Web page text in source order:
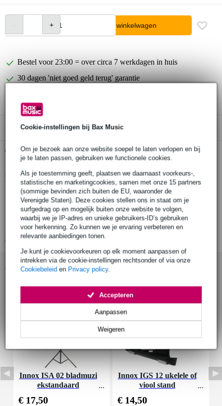
Cookie-instellingen bij Bax Music
Om je bezoek aan onze website soepel te laten verlopen en bij
je te laten passen, gebruiken we functionele cookies.
Als je toestemming geeft, plaatsen we daarnaast voorkeurs-,
statistische en marketingcookies, samen met onze 15 partners
(sommige bevinden zich buiten de EU, waaronder de
Verenigde Staten). Deze cookies stellen ons in staat om je
surfgedrag op en mogelijk buiten onze website te volgen,
waarbij we je IP-adres en unieke gebruikers-ID’s gebruiken
voor herkenning. Zo kunnen we je ervaring verbeteren en
relevante aanbiedingen tonen.
Je kunt je cookievoorkeuren op elk moment aanpassen of
intrekken via de cookie-instellingen rechtsonder of via onze
Cookiebeleid en Privacy policy.
Weigeren
Aanpassen
Accepteren
In winkelwagen
Bestel voor 23:00 = over circa 7 werkdagen in huis
30 dagen 'niet goed geld terug' garantie
Alleen geschikt voor:
Gratis ophalen in de winkel
Productinformatie
A new tune a day - Pop Performance Pieces voor viool
uitgeverij: Boston Music / Musicsales
ISBN: 9781780385112
Bekijk alle productspecificaties
Accessoires (12)
Innox ISA 02 bladmuzi
ekstandaard
€ 17,50
Innox IGS 12 ukelele of
viool stand
€ 14,50